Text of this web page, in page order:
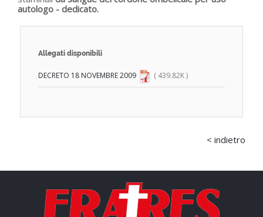
autologo - dedicato.
Allegati disponibili
DECRETO 18 NOVEMBRE 2009 ( 439.82K )
< indietro